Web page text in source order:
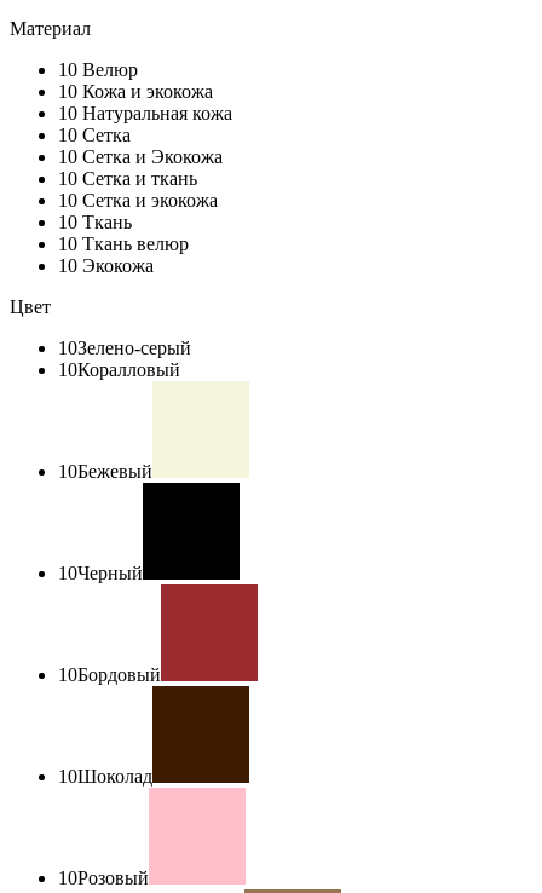
Материал
10 Велюр
10 Кожа и экокожа
10 Натуральная кожа
10 Сетка
10 Сетка и Экокожа
10 Сетка и ткань
10 Сетка и экокожа
10 Ткань
10 Ткань велюр
10 Экокожа
Цвет
10Зелено-серый
10Коралловый
10Бежевый
10Черный
10Бордовый
10Шоколад
10Розовый